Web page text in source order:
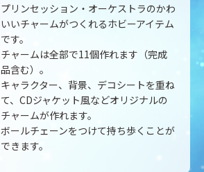
プリンセッション・オーケストラのかわ
いいチャームがつくれるホビーアイテム
です。
チャームは全部で11個作れます（完成
品含む）。
キャラクター、背景、デコシートを重ね
て、CDジャケット風などオリジナルの
チャームが作れます。
ボールチェーンをつけて持ち歩くことが
できます。